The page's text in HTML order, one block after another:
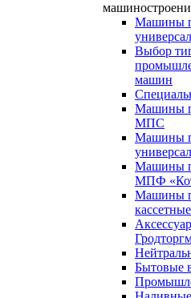
Машины
Выбор
машин
Машины
МПС
Машины
Машины
МПФ
Машины
Бытовые